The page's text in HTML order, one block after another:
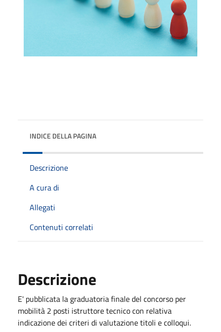
INDICE DELLA PAGINA
Descrizione
A cura di
Allegati
Contenuti correlati
Descrizione
E' pubblicata la graduatoria finale del concorso per
mobilità 2 posti istruttore tecnico con relativa
indicazione dei criteri di valutazione titoli e colloqui.